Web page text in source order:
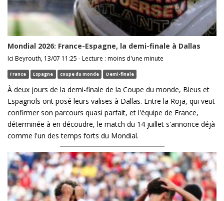
Mondial 2026: France-Espagne, la demi-finale à Dallas
Ici Beyrouth, 13/07 11:25 - Lecture : moins d'une minute
France Espagne coupe du monde Demi-finale
À deux jours de la demi-finale de la Coupe du monde, Bleus et
Espagnols ont posé leurs valises à Dallas. Entre la Roja, qui veut
confirmer son parcours quasi parfait, et l'équipe de France,
déterminée à en découdre, le match du 14 juillet s'annonce déjà
comme l'un des temps forts du Mondial.